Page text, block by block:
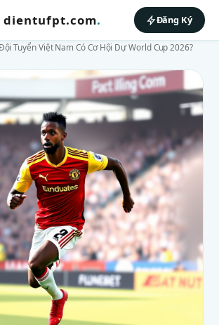
dientufpt.com. Đăng Ký
Tuyển Việt Nam Có Cơ Hội Dự World Cup 2026?